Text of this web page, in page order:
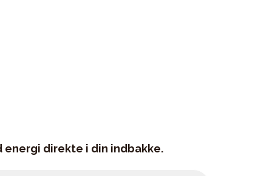
direkte i din indbakke.